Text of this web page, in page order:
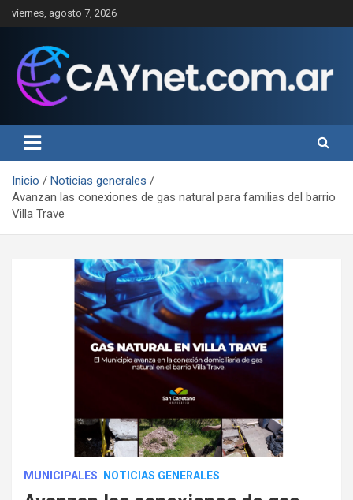
Saltar
al
viernes, agosto 7, 2026
Inicio
Noticias generales
Avanzan las conexiones de gas natural para familias del barrio
Villa Trave
MUNICIPALES NOTICIAS GENERALES